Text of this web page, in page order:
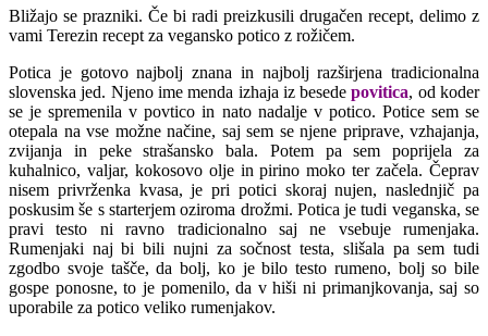
Bližajo se prazniki. Če bi radi preizkusili drugačen recept, delimo z
vami Terezin recept za vegansko potico z rožičem.
Potica je gotovo najbolj znana in najbolj razširjena tradicionalna
slovenska jed. Njeno ime menda izhaja iz besedepovitica, od koder
se je spremenila v povtico in nato nadalje v potico. Potice sem se
otepala na vse možne načine, saj sem se njene priprave, vzhajanja,
zvijanja in peke strašansko bala. Potem pa sem poprijela za
kuhalnico, valjar, kokosovo olje in pirino moko ter začela. Čeprav
nisem privrženka kvasa, je pri potici skoraj nujen, naslednjič pa
poskusim še s starterjem oziroma drožmi. Potica je tudi veganska, se
pravi testo ni ravno tradicionalno saj ne vsebuje rumenjaka.
Rumenjaki naj bi bili nujni za sočnost testa, slišala pa sem tudi
zgodbo svoje tašče, da bolj, ko je bilo testo rumeno, bolj so bile
gospe ponosne, to je pomenilo, da v hiši ni primanjkovanja, saj so
uporabile za potico veliko rumenjakov.